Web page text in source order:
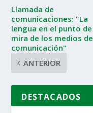
Llamada de
comunicaciones: "La
lengua en el punto de
mira de los medios de
comunicación"
ANTERIOR
DESTACADOS